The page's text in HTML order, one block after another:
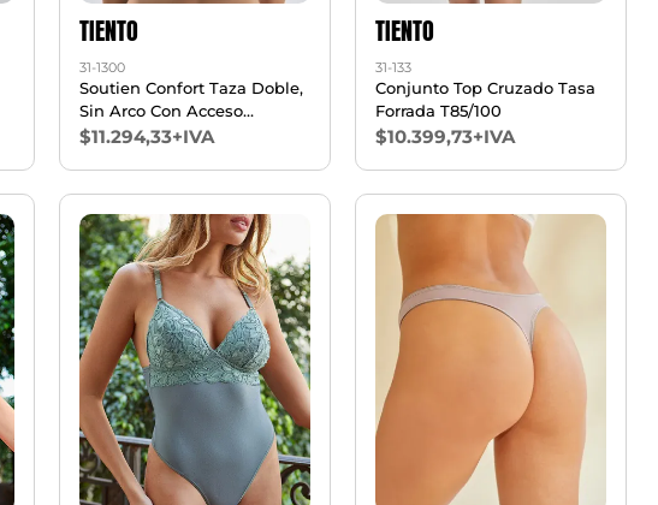
TIENTO
31-1300
Soutien Confort Taza Doble,
Sin Arco Con Acceso
Delantero Alg. Lyc T110/125
$11.294,33+IVA
TIENTO
31-133
Conjunto Top Cruzado Tasa
Forrada T85/100
$10.399,73+IVA